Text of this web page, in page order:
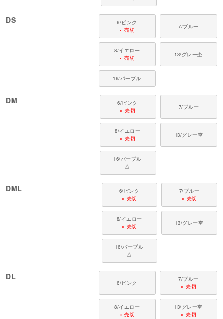
DS
6/ピンク
× 売切
7/ブルー
8/イエロー
× 売切
13/グレー杢
16/パープル
DM
6/ピンク
× 売切
7/ブルー
8/イエロー
× 売切
13/グレー杢
16/パープル
△
DML
6/ピンク
× 売切
7/ブルー
× 売切
8/イエロー
× 売切
13/グレー杢
16/パープル
△
DL
6/ピンク
7/ブルー
× 売切
8/イエロー
× 売切
13/グレー杢
× 売切